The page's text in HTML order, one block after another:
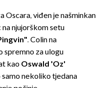
Oscara, viđen je našminkan
njujorškom setu
. Colin na
spremno za ulogu
kao Oswald 'Oz'
samo nekoliko tjedana